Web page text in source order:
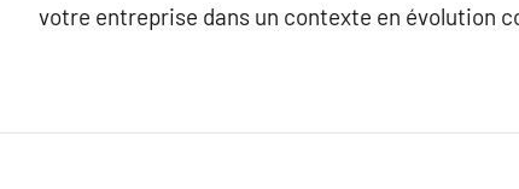
votre entreprise dans un contexte en évolution